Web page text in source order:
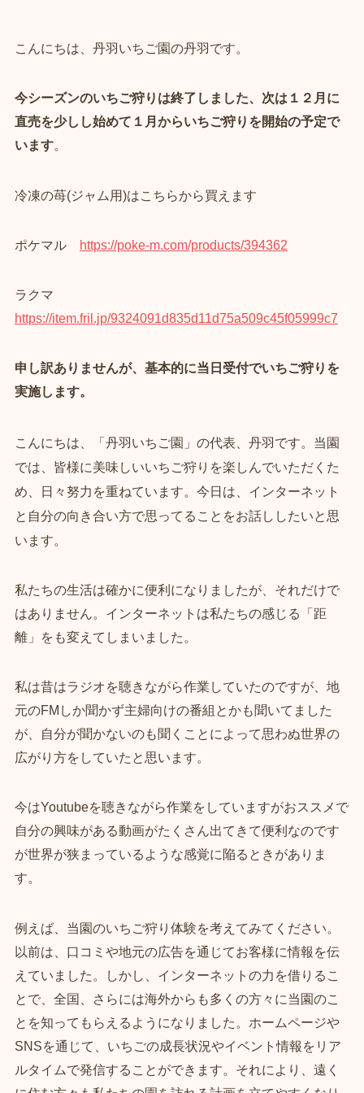
こんにちは、丹羽いちご園の丹羽です。
今シーズンのいちご狩りは終了しました、 次は１２月に
直売を少しし始めて１月からいちご狩りを開始の予定で
います。
冷凍の苺(ジャム用)はこちらから買えます
ポケマル https://poke-m.com/products/394362
ラクマ
https://item.fril.jp/9324091d835d11d75a509c45f05999c7
申し訳ありませんが、基本的に当日受付でいちご狩りを
実施します。
こんにちは、「丹羽いちご園」の代表、丹羽です。当園
では、皆様に美味しいいちご狩りを楽しんでいただくた
め、日々努力を重ねています。今日は、インターネット
と自分の向き合い方で思ってることをお話ししたいと思
います。
私たちの生活は確かに便利になりましたが、それだけで
はありません。インターネットは私たちの感じる「距
離」をも変えてしまいました。
私は昔はラジオを聴きながら作業していたのですが、地
元のFMしか聞かず主婦向けの番組とかも聞いてました
が、自分が聞かないのも聞くことによって思わぬ世界の
広がり方をしていたと思います。
今はYoutubeを聴きながら作業をしていますがおススメで
自分の興味がある動画がたくさん出てきて便利なのです
が世界が狭まっているような感覚に陥るときがありま
す。
例えば、当園のいちご狩り体験を考えてみてください。
以前は、口コミや地元の広告を通じてお客様に情報を伝
えていました。しかし、インターネットの力を借りるこ
とで、全国、さらには海外からも多くの方々に当園のこ
とを知ってもらえるようになりました。ホームページや
SNSを通じて、いちごの成長状況やイベント情報をリア
ルタイムで発信することができます。それにより、遠く